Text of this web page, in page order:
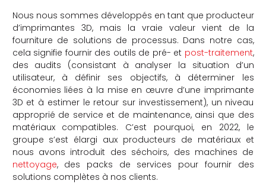
Nous nous sommes développés en tant que producteur
d’imprimantes 3D, mais la vraie valeur vient de la
fourniture de solutions de processus. Dans notre cas,
cela signifie fournir des outils de pré- et post-traitement,
des audits (consistant à analyser la situation d’un
utilisateur, à définir ses objectifs, à déterminer les
économies liées à la mise en œuvre d’une imprimante
3D et à estimer le retour sur investissement), un niveau
approprié de service et de maintenance, ainsi que des
matériaux compatibles. C’est pourquoi, en 2022, le
groupe s’est élargi aux producteurs de matériaux et
nous avons introduit des séchoirs, des machines de
nettoyage, des packs de services pour fournir des
solutions complètes à nos clients.